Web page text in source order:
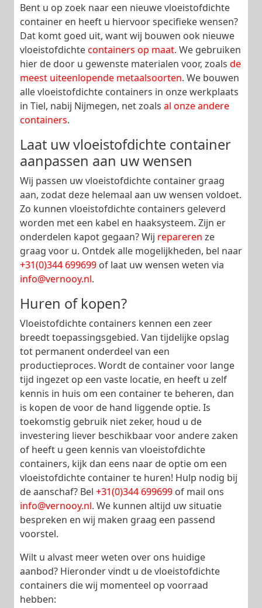
Bent u op zoek naar een nieuwe vloeistofdichte
container en heeft u hiervoor specifieke wensen?
Dat komt goed uit, want wij bouwen ook nieuwe
vloeistofdichtecontainers op maat. We gebruiken
hier de door u gewenste materialen voor, zoals de
meest uiteenlopende metaalsoorten. We bouwen
alle vloeistofdichte containers in onze werkplaats
in Tiel, nabij Nijmegen, net zoals al onze andere
containers.
Laat uw vloeistofdichte container
aanpassen aan uw wensen
Wij passen uw vloeistofdichte container graag
aan, zodat deze helemaal aan uw wensen voldoet.
Zo kunnen vloeistofdichte containers geleverd
worden met een kabel en haaksysteem. Zijn er
onderdelen kapot gegaan? Wij repareren ze
graag voor u. Ontdek alle mogelijkheden, bel naar
+31(0)344 699699 of laat uw wensen weten via
info@vernooy.nl.
Huren of kopen?
Vloeistofdichte containers kennen een zeer
breedt toepassingsgebied. Van tijdelijke opslag
tot permanent onderdeel van een
productieproces. Wordt de container voor lange
tijd ingezet op een vaste locatie, en heeft u zelf
kennis in huis om een container te beheren, dan
is kopen de voor de hand liggende optie. Is
toekomstig gebruik niet zeker, houd u de
investering liever beschikbaar voor andere zaken
of heeft u geen kennis van vloeistofdichte
containers, kijk dan eens naar de optie om een
vloeistofdichte container te huren! Hulp nodig bij
de aanschaf? Bel +31(0)344 699699 of mail ons
info@vernooy.nl. We kunnen altijd uw situatie
bespreken en wij maken graag een passend
voorstel.
Wilt u alvast meer weten over ons huidige
aanbod? Hieronder vindt u de vloeistofdichte
containers die wij momenteel op voorraad
hebben: